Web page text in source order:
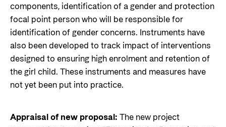
components, identification of a gender and protection
focal point person who will be responsible for
identification of gender concerns. Instruments have
also been developed to track impact of interventions
designed to ensuring high enrolment and retention of
the girl child. These instruments and measures have
not yet been put into practice.
Appraisal of new proposal: The new project